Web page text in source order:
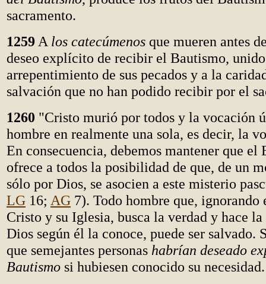
sacramento.
1259 A los catecúmenos que mueren antes
deseo explícito de recibir el Bautismo,
arrepentimiento de sus pecados y a la
salvación que no han podido recibir por el
1260 "Cristo murió por todos y la vocación
hombre en realmente una sola, es decir, la
En consecuencia, debemos mantener que el
ofrece a todos la posibilidad de que, de un
sólo por Dios, se asocien a este misterio
LG 16; AG 7). Todo hombre que, ignorando
Cristo y su Iglesia, busca la verdad y hace
Dios según él la conoce, puede ser salvado.
que semejantes personas habrían deseado
Bautismo si hubiesen conocido su necesidad.